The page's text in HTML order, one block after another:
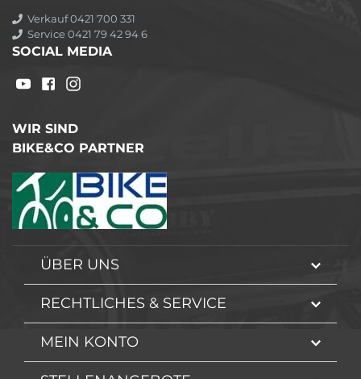
Verkauf 0421 700 331
Service 0421 79 42 94 6
SOCIAL MEDIA
WIR SIND
BIKE&CO PARTNER
ÜBER UNS
RECHTLICHES & SERVICE
MEIN KONTO